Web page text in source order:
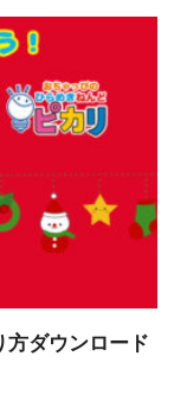
方ダウンロード